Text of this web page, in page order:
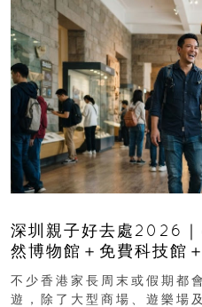
深圳親子好去處2026
然博物館＋免費科技館
齡、交通、門票、開放
不少香港家長周末或假期都
遊，除了大型商場、遊樂場